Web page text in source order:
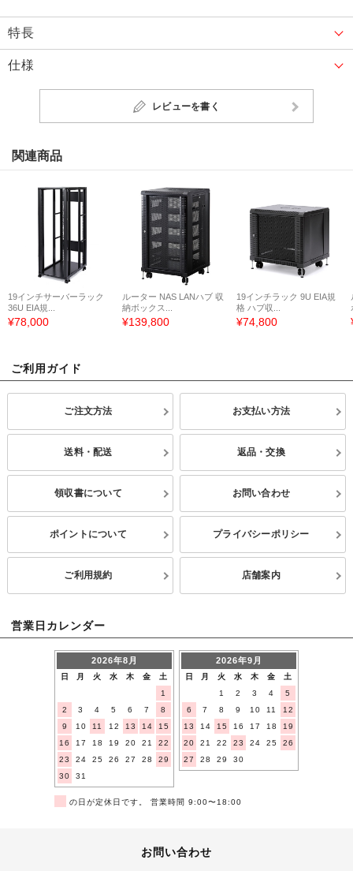
特長
仕様
レビューを書く
関連商品
19インチサーバーラック
36U EIA規...
¥78,000
ルーター NAS LANハブ 収
納ボックス...
¥139,800
19インチラック 9U EIA規
格 ハブ収...
¥74,800
ご利用ガイド
ご注文方法 お支払い方法
送料・配送 返品・交換
領収書について お問い合わせ
ポイントについて プライバシーポリシー
ご利用規約 店舗案内
営業日カレンダー
2026年8月
日 月 火 水 木 金
土
1
2
3 4 5 6 7
8
9
10 11 12 13 14
15
16
17 18 19 20 21
22
23
24 25 26 27 28
29
30
31
2026年9月
日 月 火 水 木 金
土
1
2 3 4
5
6
7 8 9 10 11
12
13
14 15 16 17 18
19
20
21 22 23 24 25
26
27
28 29 30
の日が定休日です。 営業時間 9:00〜18:00
お問い合わせ